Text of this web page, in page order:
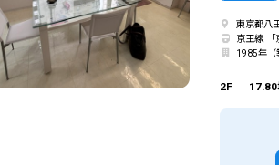
東京都八
京王線 「
1985年（
2F